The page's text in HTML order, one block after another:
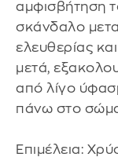
αμφισβήτηση
σκάνδαλο
ελευθερίας
μετά,
από λίγο
πάνω στο
Επιμέλεια: